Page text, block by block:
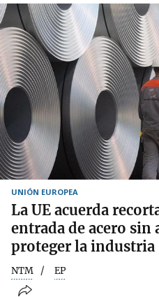
UNIÓN EUROPEA
La UE acuerda
entrada de acero sin
proteger la industria
NTM EP